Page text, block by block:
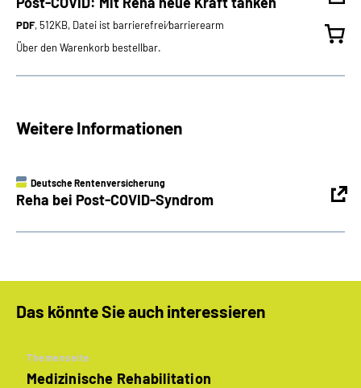
PDF, 512KB, Datei ist barrierefrei⁄barrierearm
Über den Warenkorb bestellbar.
Weitere Informationen
Deutsche Rentenversicherung
Reha bei Post-COVID-Syndrom
Das könnte Sie auch interessieren
Themenseite
Medizinische Rehabilitation